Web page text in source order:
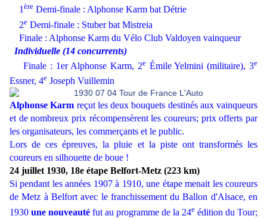
1 ère Demi-finale : Alphonse Karm bat Détrie
2e Demi-finale : Stuber bat Mistreia
Finale : Alphonse Karm du Vélo Club Valdoyen vainqueur
Individuelle (14 concurrents)
Finale : 1er Alphonse Karm, 2eÉmile Yelmini (militaire), 3e
Essner, 4e Joseph Vuillemin
Alphonse Karm reçut les deux bouquets destinés aux vainqueurs
et de nombreux prix récompensèrent les coureurs; prix offerts par
les organisateurs, les commerçants et le public.
Lors de ces épreuves, la pluie et la piste ont transformés les
coureurs en silhouette de boue !
24 juillet 1930, 18e étape Belfort-Metz (223 km)
Si pendant les années 1907 à 1910, une étape menait les coureurs
de Metz à Belfort avec le franchissement du Ballon d'Alsace, en
1930 une nouveauté fut au programme de la 24e édition du Tour;